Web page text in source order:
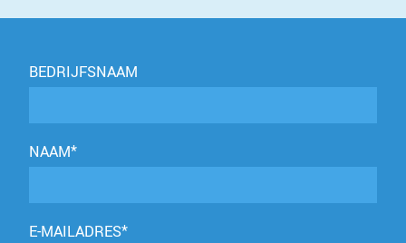
BEDRIJFSNAAM
NAAM*
E-MAILADRES*